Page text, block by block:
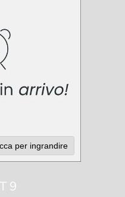
per ingrandire
9